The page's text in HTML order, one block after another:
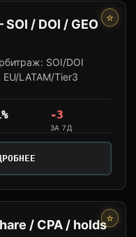
⭐
/ DOI / GEO
SOI/DOI
LATAM/Tier3
-3
ЗА 7Д
⭐
/ CPA / holds